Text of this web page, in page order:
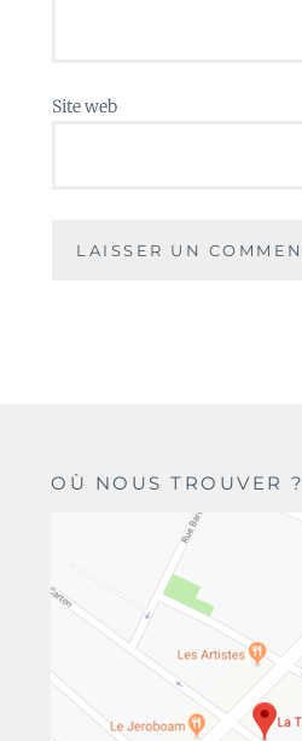
Site web
OÙ NOUS TROUVER ?